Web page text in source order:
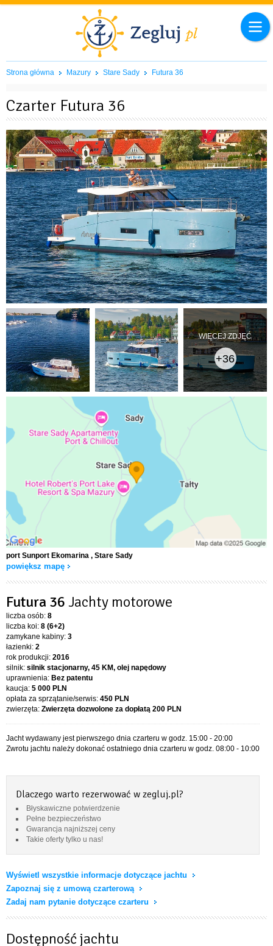
Strona główna Mazury Stare Sady Futura 36
Czarter Futura 36
WIĘCEJ ZDJĘĆ
+36
port Sunport Ekomarina , Stare Sady
powiększ mapę
Futura 36 Jachty motorowe
liczba osób: 8
liczba koi: 8 (6+2)
zamykane kabiny: 3
łazienki: 2
rok produkcji: 2016
silnik: silnik stacjonarny, 45 KM, olej napędowy
uprawnienia: Bez patentu
kaucja: 5 000 PLN
opłata za sprzątanie/serwis: 450 PLN
zwierzęta: Zwierzęta dozwolone za dopłatą 200 PLN
Jacht wydawany jest pierwszego dnia czarteru w godz. 15:00 - 20:00
Zwrotu jachtu należy dokonać ostatniego dnia czarteru w godz. 08:00 - 10:00
Dlaczego warto rezerwować w zegluj.pl?
Błyskawiczne potwierdzenie
Pełne bezpieczeństwo
Gwarancja najniższej ceny
Takie oferty tylko u nas!
Wyświetl wszystkie informacje dotyczące jachtu
Zapoznaj się z umową czarterową
Zadaj nam pytanie dotyczące czarteru
Dostępność jachtu